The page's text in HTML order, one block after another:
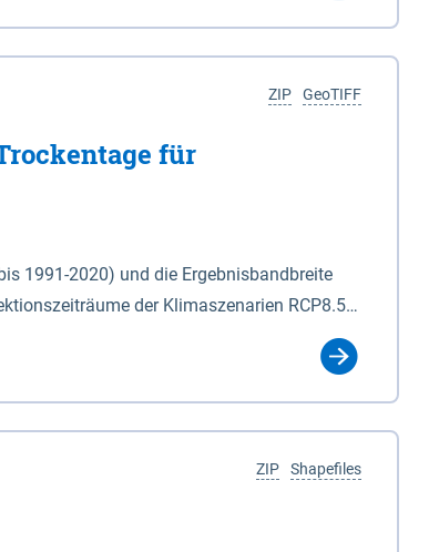
GeoTIFF
ZIP
für
1991-2020) und die Ergebnisbandbreite
der Klimaszenarien RCP8.5
Okt.) - hwi: Hydrologisches Winterhalbjahr
der Rasterdaten mit Klassenname und
Shapefiles
ZIP